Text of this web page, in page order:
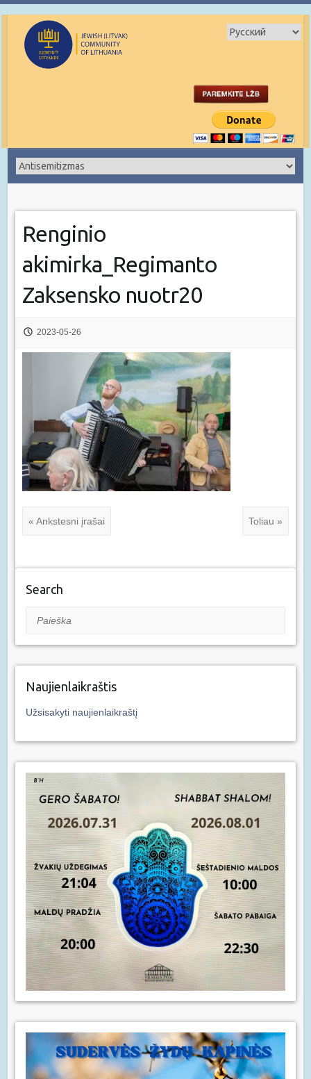
Renginio
akimirka_Regimanto
Zaksensko nuotr20
2023-05-26
« Ankstesni įrašai Toliau »
Search
Paieška
Naujienlaikraštis
Užsisakyti naujienlaikraštį